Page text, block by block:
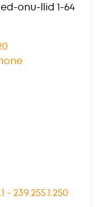
onu-llid 1-64
239.255.1.250